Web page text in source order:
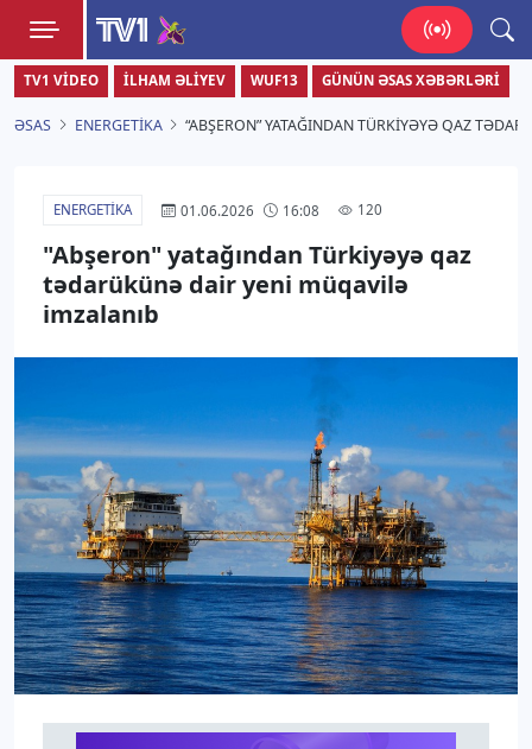
TV1
Zamanı bizimlə yaşa!
TV1 VIDEO İLHAM ƏLIYEV WUF13 GÜNÜN ƏSAS XƏBƏRLƏRI
ƏSAS ENERGETIKA “ABŞERON” YATAĞINDAN TÜRKIYƏYƏ QAZ
ENERGETIKA 01.06.2026 16:08 120
"Abşeron" yatağından Türkiyəyə qaz
tədarükünə dair yeni müqavilə
imzalanıb